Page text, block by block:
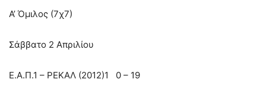
Α’ Όμιλος (7χ7)
Σάββατο 2 Απριλίου
Ε.Α.Π.1 – ΡΕΚΑΛ (2012)1 0 – 19